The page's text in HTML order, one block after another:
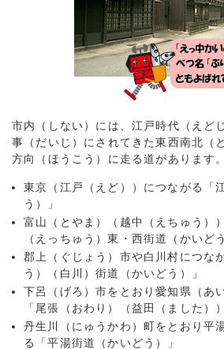
市内（しない）には、江戸時代（えど
事（だいじ）にされてきた東西南北（
方向（ほうこう）に走る道があります。
東京（江戸（えど））につながる「
う）」
富山（とやま）（越中（えちゅう）
（えっちゅう）東・西街道（かいど
郡上（ぐじょう）市や白川村につな
う）（白川）街道（かいどう）」
下呂（げろ）市をとおり愛知県（あ
「尾張（おわり）（益田（ました）
丹生川（にゅうかわ）町をとおり平
る「平湯街道（かいどう）」